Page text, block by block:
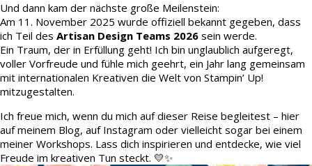
Und dann kam der nächste große Meilenstein:
Am 11. November 2025 wurde offiziell bekannt gegeben, dass
ich Teil des Artisan Design Teams 2026 sein werde.
Ein Traum, der in Erfüllung geht! Ich bin unglaublich aufgeregt,
voller Vorfreude und fühle mich geehrt, ein Jahr lang gemeinsam
mit internationalen Kreativen die Welt von Stampin’ Up!
mitzugestalten.
Ich freue mich, wenn du mich auf dieser Reise begleitest – hier
auf meinem Blog, auf Instagram oder vielleicht sogar bei einem
meiner Workshops. Lass dich inspirieren und entdecke, wie viel
Freude im kreativen Tun steckt. 💛✨